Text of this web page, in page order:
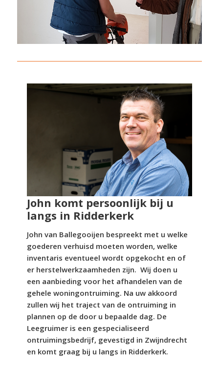
John komt persoonlijk bij u
langs in Ridderkerk
John van Ballegooijen bespreekt met u welke
goederen verhuisd moeten worden, welke
inventaris eventueel wordt opgekocht en of
er herstelwerkzaamheden zijn. Wij doen u
een aanbieding voor het afhandelen van de
gehele woningontruiming. Na uw akkoord
zullen wij het traject van de ontruiming in
plannen op de door u bepaalde dag. De
Leegruimer is een gespecialiseerd
ontruimingsbedrijf, gevestigd in Zwijndrecht
en komt graag bij u langs in Ridderkerk.